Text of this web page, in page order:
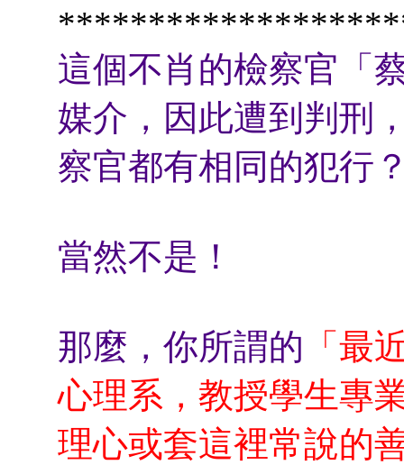
這個不肖的檢察官「
媒介，因此遭到判刑
察官都有相同的犯行
當然不是！
那麼，你所謂的 「最
心理系，教授學生專
理心或套這裡常說的